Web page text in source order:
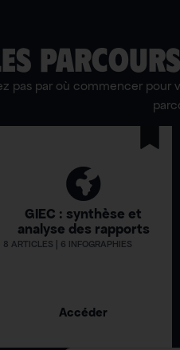
pas par où commencer pour
GIEC : synthèse et
analyse des rapports
8 ARTICLES | 6 INFOGRAPHIES
Accéder